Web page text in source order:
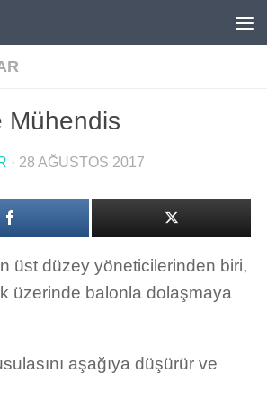
Mühendis
· 28 AĞUSTOS 2017
üst düzey yöneticilerinden biri,
üzerinde balonla dolaşmaya
aşağıya düşürür ve